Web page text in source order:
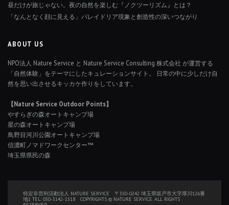
昼だけが旅じゃない。夜の自然を楽しむ『ノクツーリズム』とは？
「なんとなく顔に見える」パレイドリア現象と創造性の深いつながり
ABOUT US
NPO法人 Nature Service と Nature Service Consulting 株式会社 が運営する
「自然体験」をテーマにしたキュレーションサイト。 日常の中に少しだけ自
然を思い出させるキッカケ作りをしています。
【Nature Service Outdoor Points】
やすらぎの森オートキャンプ場
星の森オートキャンプ場
鳥野目河川公園オートキャンプ場
信濃町ノマドワークセンター™
埼玉県県民の森
特定非営利活動法人 NATURE SERVICE 〒350-0242 埼玉県坂戸市大字厚川126番
地1 TEL: 050-3142-1518 COPYRIGHTS © NATURE SERVICE. ALL RIGHTS